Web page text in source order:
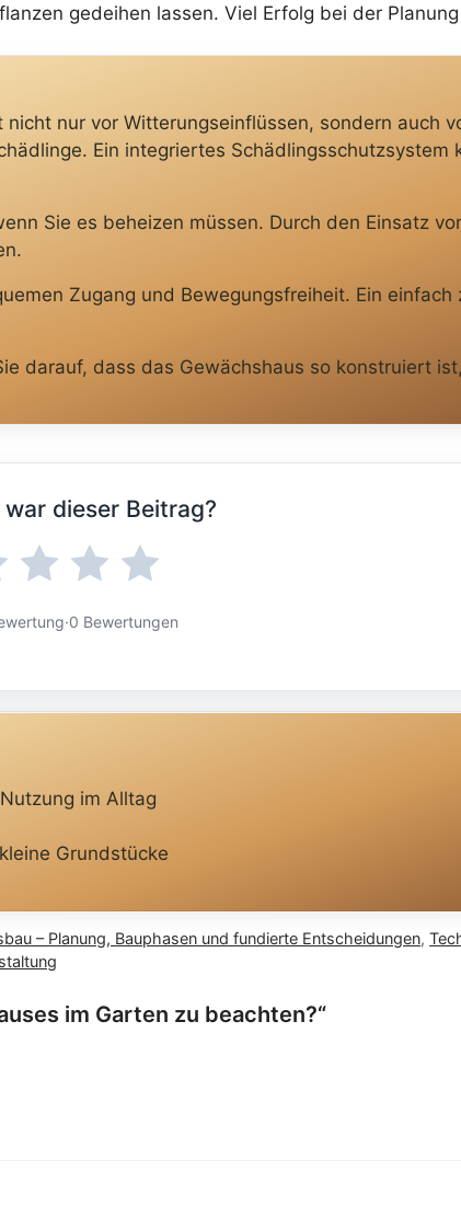
gedeihen lassen. Viel Erfolg bei der
nur vor Witterungseinflüssen, sondern auch
Ein integriertes Schädlingsschutzsystem
Sie es beheizen müssen. Durch den Einsatz
Zugang und Bewegungsfreiheit. Ein einfach
darauf, dass das Gewächshaus so konstruiert
dieser Beitrag?
·0 Bewertungen
im Alltag
Grundstücke
– Planung, Bauphasen und fundierte Entscheidungen,
im Garten zu beachten?“